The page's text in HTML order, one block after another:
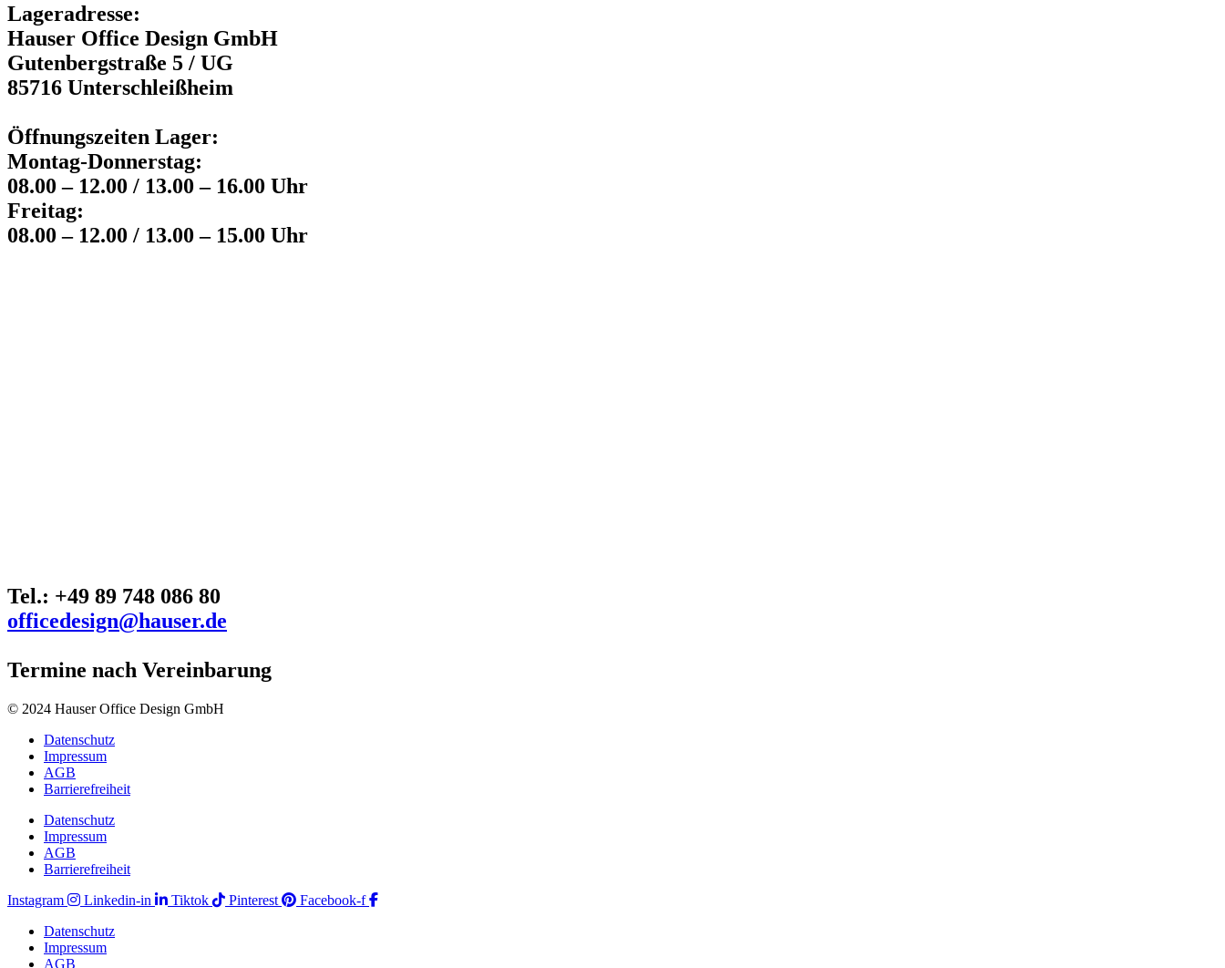
Lageradresse:
Hauser Office Design GmbH
Gutenbergstraße 5 / UG
85716 Unterschleißheim
Öffnungszeiten Lager:
Montag-Donnerstag:
08.00 – 12.00 / 13.00 – 16.00 Uhr
Freitag:
08.00 – 12.00 / 13.00 – 15.00 Uhr
Tel.: +49 89 748 086 80
officedesign@hauser.de
Termine nach Vereinbarung
© 2024 Hauser Office Design GmbH
Datenschutz
Impressum
AGB
Barrierefreiheit
Datenschutz
Impressum
AGB
Barrierefreiheit
Instagram
Linkedin-in Tiktok Pinterest
Facebook-f
Datenschutz
Impressum
AGB